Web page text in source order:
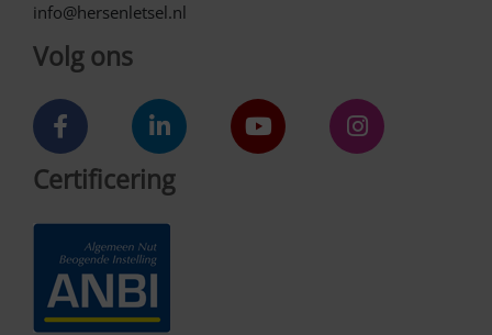
info@hersenletsel.nl
Volg ons
Certificering